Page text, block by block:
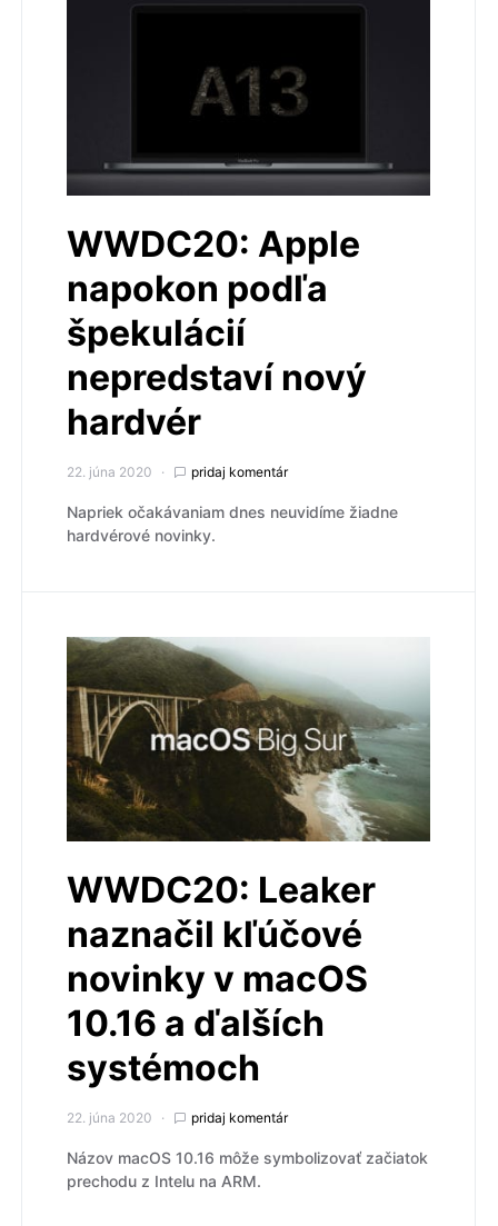
WWDC20: Apple
napokon podľa
špekulácií
nepredstaví nový
hardvér
22. júna 2020 pridaj komentár
Napriek očakávaniam dnes neuvidíme žiadne
hardvérové novinky.
WWDC20: Leaker
naznačil kľúčové
novinky v macOS
10.16 a ďalších
systémoch
22. júna 2020 pridaj komentár
Názov macOS 10.16 môže symbolizovať začiatok
prechodu z Intelu na ARM.